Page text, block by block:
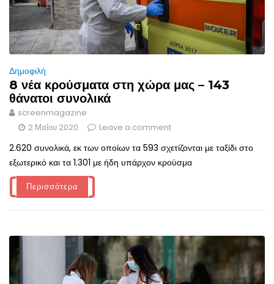
Δημοφιλή
8 νέα κρούσματα στη χώρα μας – 143
θάνατοι συνολικά
screenmagazine
2 Μαΐου 2020
Leave a comment
2.620 συνολικά, εκ των οποίων τα 593 σχετίζονται με ταξίδι στο
εξωτερικό και τα 1.301 με ήδη υπάρχον κρούσμα
Περισσότερα